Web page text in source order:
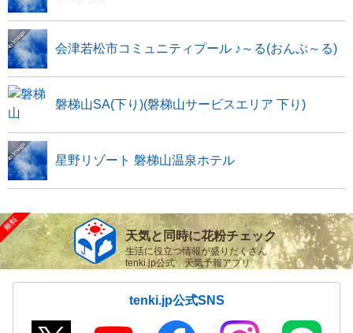
会津若松市コミュニティプール ♪～る(おんぷ～る)
磐梯山SA(下り)(磐梯山サービスエリア 下り)
星野リゾート 磐梯山温泉ホテル
天気と同時に花粉チェック
生活に役立つ情報が盛りだくさん
tenki.jp公式 天気予報アプリ
tenki.jp公式SNS